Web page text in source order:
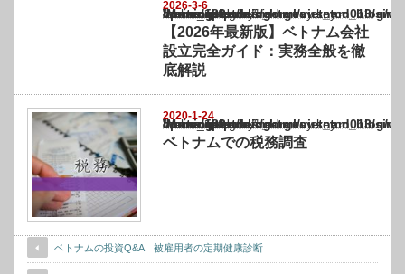
2026-3-6
Warning
: Undefined array key "show_category" in
/home/netst/kuno-cpa.co.jp/public_html/vietnam_blog/wp-content/themes/
on line183
【2026年最新版】ベトナム会社
設立完全ガイド：実務全般を徹
底解説
2020-1-24
Warning
: Undefined array key "show_category" in
/home/netst/kuno-cpa.co.jp/public_html/vietnam_blog/wp-content/themes/
on line183
ベトナムでの税務調査
ベトナムの投資Q&A 被雇用者の定期健康診断